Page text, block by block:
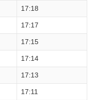
17:18
17:17
17:15
17:14
17:13
17:11